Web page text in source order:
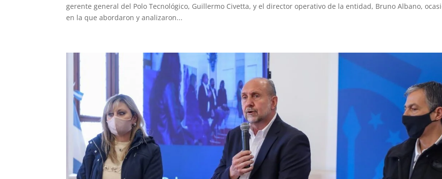
gerente general del Polo Tecnológico, Guillermo Civetta, y el director operativo de la entidad, Bruno Albano,
en la que abordaron y analizaron...